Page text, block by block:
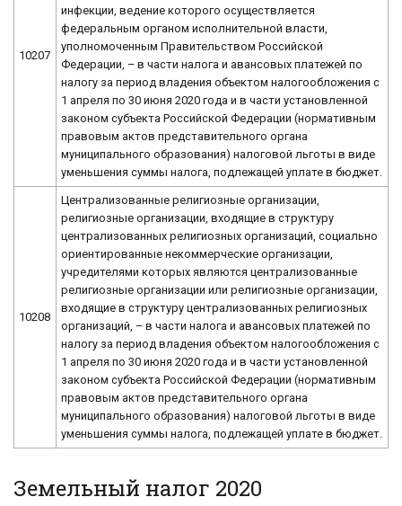
10207
инфекции, ведение которого осуществляется
федеральным органом исполнительной власти,
уполномоченным Правительством Российской
Федерации, – в части налога и авансовых платежей по
налогу за период владения объектом налогообложения с
1 апреля по 30 июня 2020 года и в части установленной
законом субъекта Российской Федерации (нормативным
правовым актов представительного органа
муниципального образования) налоговой льготы в виде
уменьшения суммы налога, подлежащей уплате в бюджет.
10208
Централизованные религиозные организации,
религиозные организации, входящие в структуру
централизованных религиозных организаций, социально
ориентированные некоммерческие организации,
учредителями которых являются централизованные
религиозные организации или религиозные организации,
входящие в структуру централизованных религиозных
организаций, – в части налога и авансовых платежей по
налогу за период владения объектом налогообложения с
1 апреля по 30 июня 2020 года и в части установленной
законом субъекта Российской Федерации (нормативным
правовым актов представительного органа
муниципального образования) налоговой льготы в виде
уменьшения суммы налога, подлежащей уплате в бюджет.
Земельный налог 2020